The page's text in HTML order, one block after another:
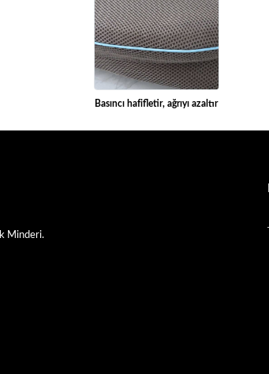
Basıncı hafifletir, ağrıyı azaltır
Minderi.